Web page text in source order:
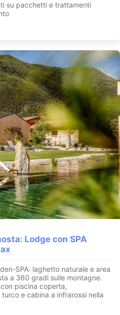
su pacchetti e trattamenti
Lodge con SPA
SPA: laghetto naturale e area
a 360 gradi sulle montagne.
piscina coperta,
e cabina a infrarossi nella